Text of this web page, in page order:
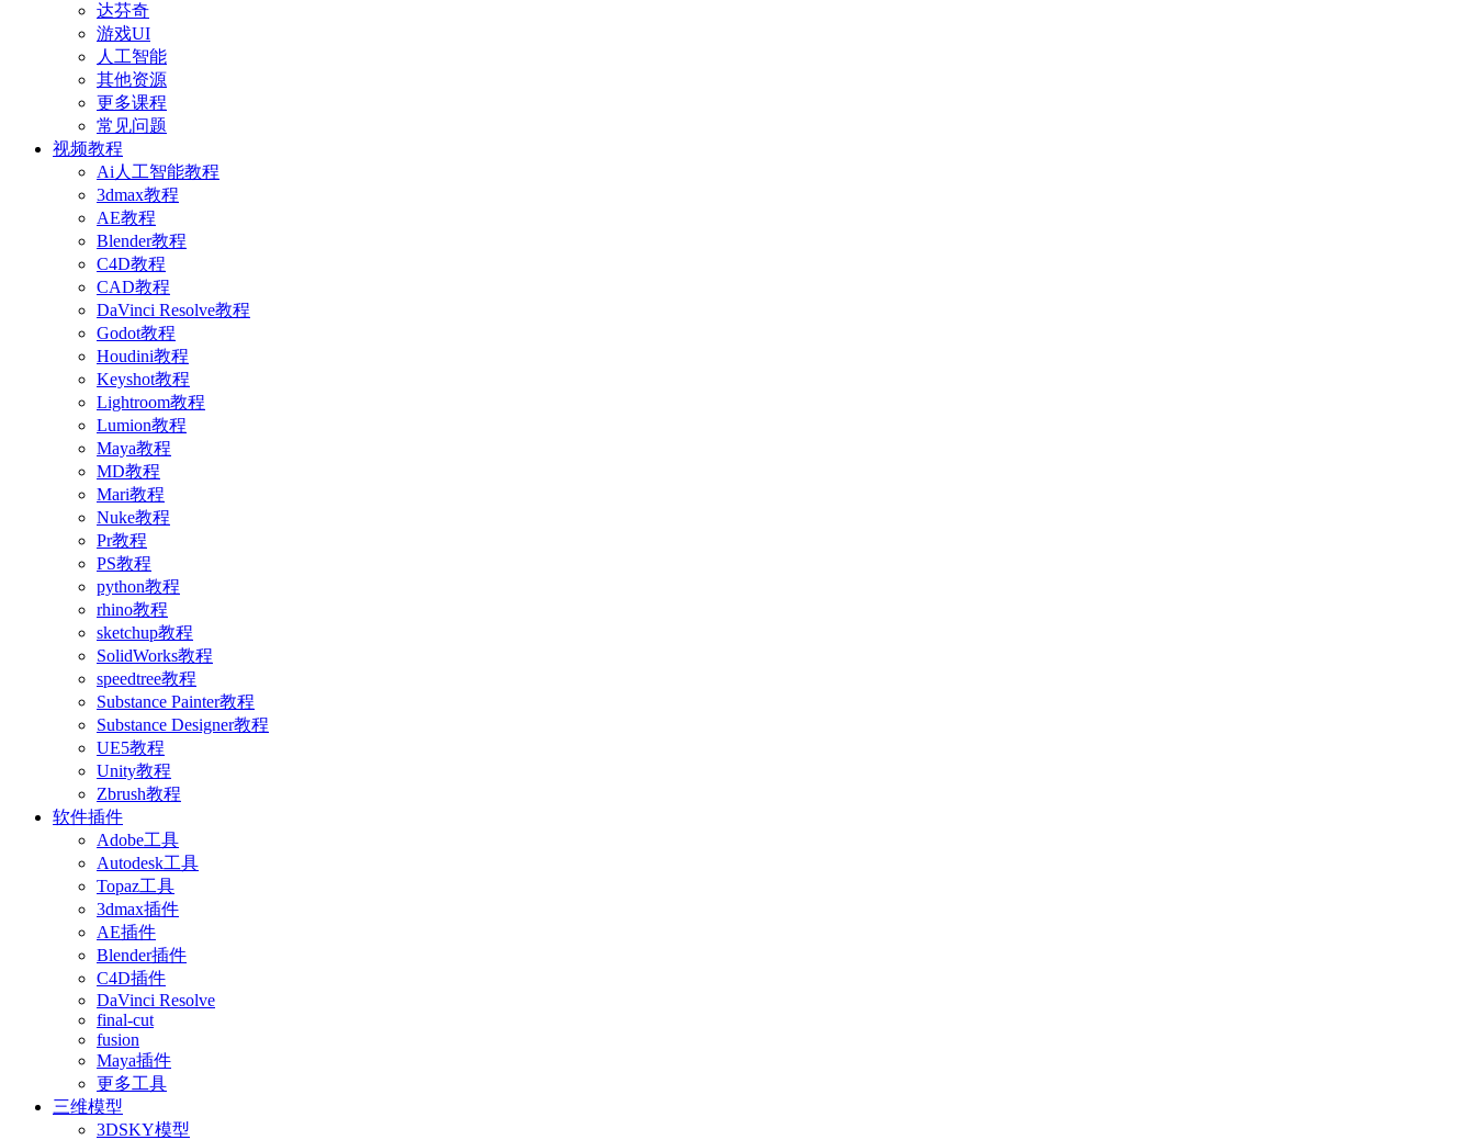
达芬奇
游戏UI
人工智能
其他资源
更多课程
常见问题
视频教程
Ai人工智能教程
3dmax教程
AE教程
Blender教程
C4D教程
CAD教程
DaVinci Resolve教程
Godot教程
Houdini教程
Keyshot教程
Lightroom教程
Lumion教程
Maya教程
MD教程
Mari教程
Nuke教程
Pr教程
PS教程
python教程
rhino教程
sketchup教程
SolidWorks教程
speedtree教程
Substance Painter教程
Substance Designer教程
UE5教程
Unity教程
Zbrush教程
软件插件
Adobe工具
Autodesk工具
Topaz工具
3dmax插件
AE插件
Blender插件
C4D插件
DaVinci Resolve
final-cut
fusion
Maya插件
更多工具
三维模型
3DSKY模型